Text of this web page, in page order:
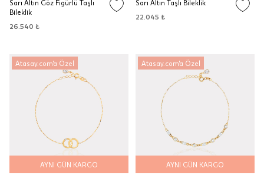
Sarı Altın Göz Figürlü Taşlı
Bileklik
26.540 ₺
Sarı Altın Taşlı Bileklik
22.045 ₺
Atasay.com'a Özel
AYNI GÜN KARGO
Atasay.com'a Özel
AYNI GÜN KARGO